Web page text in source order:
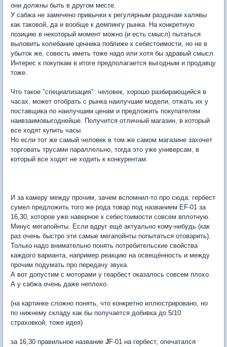
они должны быть в другом месте.
У сабжа не замечено привычки к регулярным раздачам халявы
как таковой, да и вообще к демпингу рынка. На конкретную
позицию в некоторый момент можно (и есть смысл) пытаться
выловить колебание ценника поближе к себестоимости, но не в
убыток же, совесть иметь тоже надо или хотя бы здравый смысл.
Интерес к покупкам в итоге предполагается выгодным и продавцу
тоже.
Что такое "специализация": человек, хорошо разбирающийся в
часах, может отобрать с рынка наилучшие модели, отжать их у
поставщика по наилучшим ценам и предложить покупателям
наивзаимовыгоднейше. Получится отличный магазин, в который
все ходят купить часы.
Но если тот же самый человек в том же самом магазине захочет
торговать трусами параллельно, тогда это уже универсам, в
который все ходят не ходить к конкурентам.
И за камеру между прочим, зачем вспомнил-то про сюда: гербест
сумел предложить того же рода товар под названием EF-01 за
16,30, которое уже наверное к себестоимости совсем вплотную.
Минус мегапойнты. Если вдруг ещё актуально кому-нибудь (как
раз очень быстро эти самые мегапойнты попытаться отоварить).
Только надо внимательно понять потребительские свойства
каждого варианта, например реакцию на освещённость и между
прочим подумать про передачу звука.
А вот допустим с моторами у геарбест оказалось совсем плохо.
А у сабжа очень даже неплохо.
(на картинке сложно понять, что конкретно иллюстрировано, но
по нижнему складу как бы получается добивка до 5/10
страховкой, тоже идея)
за 16,30 правильное название JF-01 на гербест, опечатался